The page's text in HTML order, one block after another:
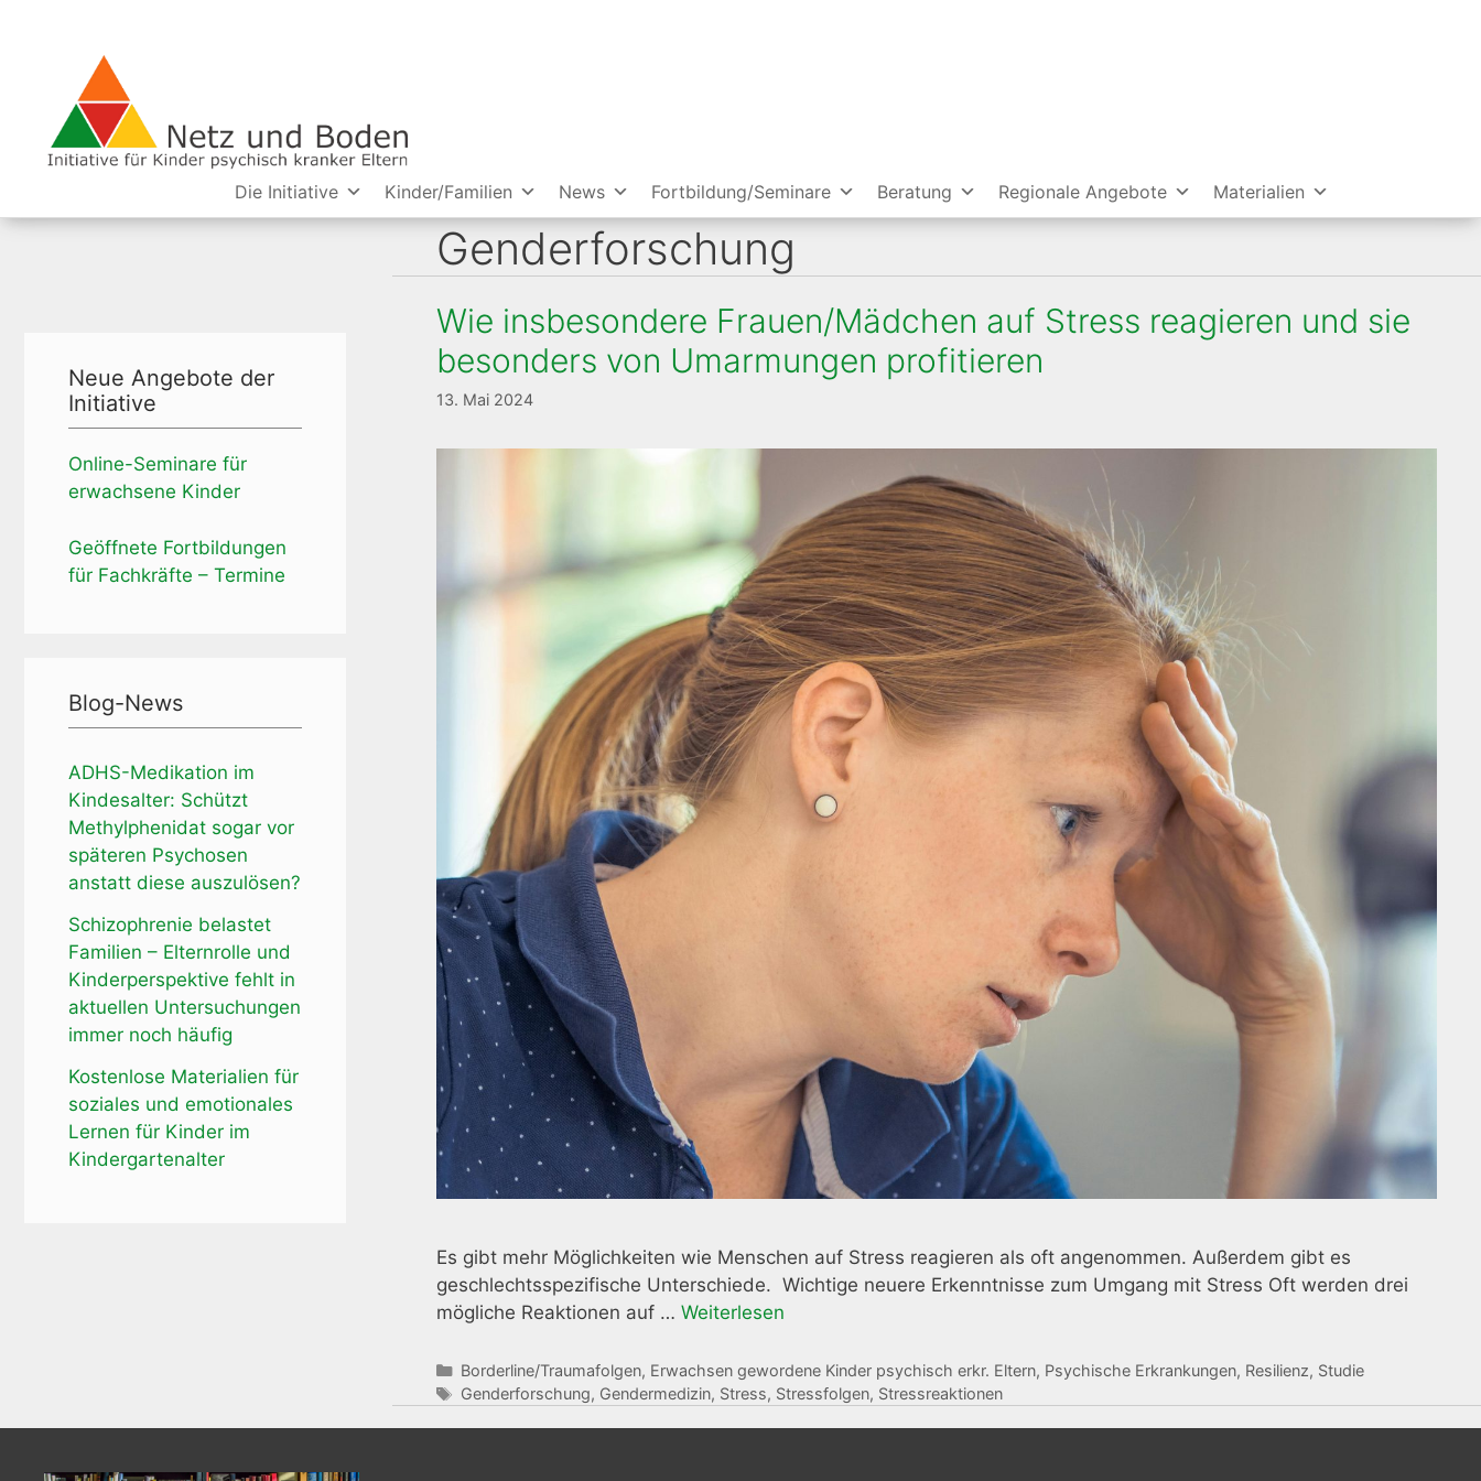
Die Initiative Kinder/Familien News Fortbildung/Seminare Beratung Regionale Angebote Materialien
Genderforschung
Wie insbesondere Frauen/Mädchen auf Stress reagieren und sie
besonders von Umarmungen profitieren
13. Mai 2024
Es gibt mehr Möglichkeiten wie Menschen auf Stress reagieren als oft angenommen. Außerdem gibt es
geschlechtsspezifische Unterschiede. Wichtige neuere Erkenntnisse zum Umgang mit Stress Oft werden drei
mögliche Reaktionen auf … Weiterlesen
Kategorien
Borderline/Traumafolgen, Erwachsen gewordene Kinder psychisch erkr. Eltern, Psychische Erkrankungen, Resilienz, Studie
Schlagwörter
Genderforschung, Gendermedizin, Stress, Stressfolgen, Stressreaktionen
Neue Angebote der
Initiative
Online-Seminare für
erwachsene Kinder
Geöffnete Fortbildungen
für Fachkräfte – Termine
Blog-News
ADHS-Medikation im
Kindesalter: Schützt
Methylphenidat sogar vor
späteren Psychosen
anstatt diese auszulösen?
Schizophrenie belastet
Familien – Elternrolle und
Kinderperspektive fehlt in
aktuellen Untersuchungen
immer noch häufig
Kostenlose Materialien für
soziales und emotionales
Lernen für Kinder im
Kindergartenalter